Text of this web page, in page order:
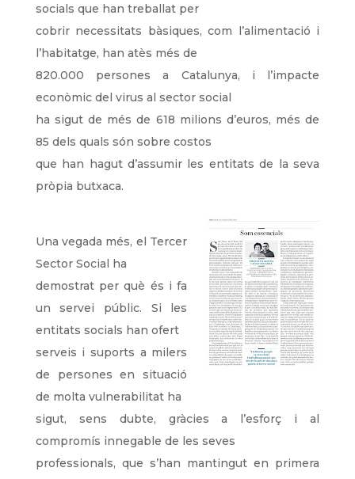
socials que han treballat per
cobrir necessitats bàsiques, com l’alimentació i
l’habitatge, han atès més de
820.000 persones a Catalunya, i l’impacte
econòmic del virus al sector social
ha sigut de més de 618 milions d’euros, més de
85 dels quals són sobre costos
que han hagut d’assumir les entitats de la seva
pròpia butxaca.
Una vegada més, el Tercer
Sector Social ha
demostrat per què és i fa
un servei públic. Si les
entitats socials han ofert
serveis i suports a milers
de persones en situació
de molta vulnerabilitat ha
sigut, sens dubte, gràcies a l’esforç i al
compromís innegable de les seves
professionals, que s’han mantingut en primera